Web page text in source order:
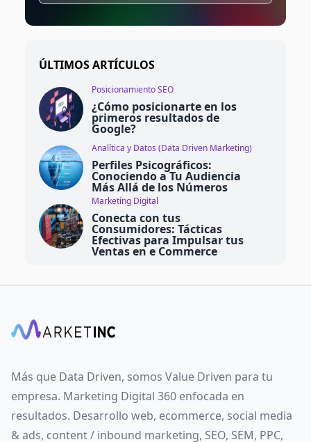
ÚLTIMOS ARTÍCULOS
Posicionamiento SEO
¿Cómo posicionarte en los
primeros resultados de
Google?
Analítica y Datos (Data Driven Marketing)
Perfiles Psicográficos:
Conociendo a Tu Audiencia
Más Allá de los Números
Marketing Digital
Conecta con tus
Consumidores: Tácticas
Efectivas para Impulsar tus
Ventas en e Commerce
Más que Data Driven, somos Value Driven para tu
empresa. Marketing Digital 360 enfocada en
resultados. Desarrollo web, ecommerce, social media
& ads, content / inbound marketing, SEO, SEM, PPC,